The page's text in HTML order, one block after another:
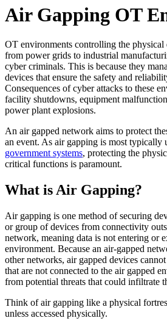
Air Gapping OT
OT environments controlling the physical
from power grids to industrial
cyber criminals. This is because they
devices that ensure the safety and
Consequences of cyber attacks to these
facility shutdowns, equipment
power plant explosions.
An air gapped network aims to protect
an event. As air gapping is most typically
government systems, protecting the
critical functions is paramount.
What is Air Gapping?
Air gapping is one method of securing
or group of devices from connectivity
network, meaning data is not entering or
environment. Because an air-gapped
other networks, air gapped devices
that are not connected to the air gapped
from potential threats that could infiltrate
Think of air gapping like a physical
unless accessed physically.